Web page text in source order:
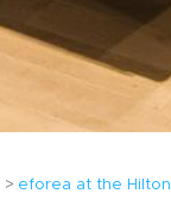
eforea at the